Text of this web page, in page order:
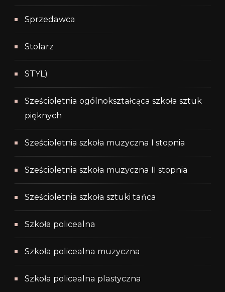
Sprzedawca
Stolarz
STYL)
Sześcioletnia ogólnokształcąca szkoła sztuk
pięknych
Sześcioletnia szkoła muzyczna I stopnia
Sześcioletnia szkoła muzyczna II stopnia
Sześcioletnia szkoła sztuki tańca
Szkoła policealna
Szkoła policealna muzyczna
Szkoła policealna plastyczna